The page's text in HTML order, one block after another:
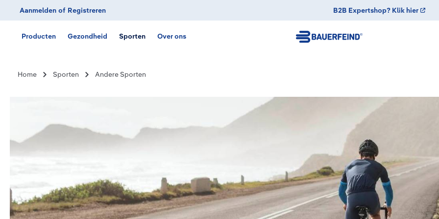
Ga naar de hoofdnavigatie
Aanmelden of Registreren B2B Expertshop? Klik hier
Producten Gezondheid Sporten Over ons
Home Sporten Andere Sporten